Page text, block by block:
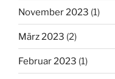
November 2023 (1)
März 2023 (2)
Februar 2023 (1)